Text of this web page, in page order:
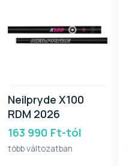
Neilpryde X100
RDM 2026
163 990 Ft-tól
több változatban